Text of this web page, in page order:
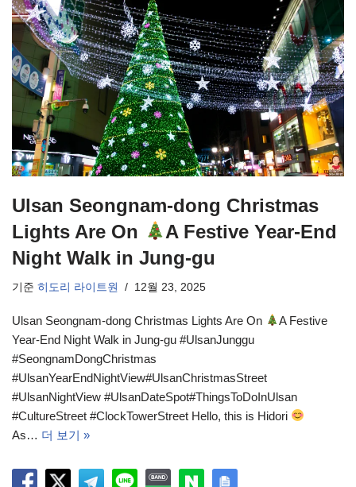
Ulsan Seongnam-dong Christmas
Lights Are On
A Festive Year-End
Night Walk in Jung-gu
기준 히도리 라이트원 12월 23, 2025
Ulsan Seongnam-dong Christmas Lights Are On
A Festive
Year-End Night Walk in Jung-gu #UlsanJunggu
#SeongnamDongChristmas
#UlsanYearEndNightView#UlsanChristmasStreet
#UlsanNightView #UlsanDateSpot#ThingsToDoInUlsan
#CultureStreet #ClockTowerStreet Hello, this is Hidori
As… 더 보기 »